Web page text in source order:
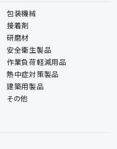
包装機械
接着剤
研磨材
安全衛生製品
作業負荷軽減用品
熱中症対策製品
建築用製品
その他